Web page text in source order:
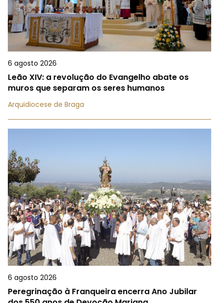
6 agosto 2026
Leão XIV: a revolução do Evangelho abate os
muros que separam os seres humanos
Arquidiocese de Braga
6 agosto 2026
Peregrinação à Franqueira encerra Ano Jubilar